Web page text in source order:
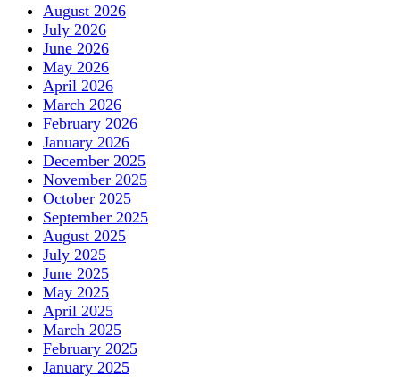
August 2026
July 2026
June 2026
May 2026
April 2026
March 2026
February 2026
January 2026
December 2025
November 2025
October 2025
September 2025
August 2025
July 2025
June 2025
May 2025
April 2025
March 2025
February 2025
January 2025